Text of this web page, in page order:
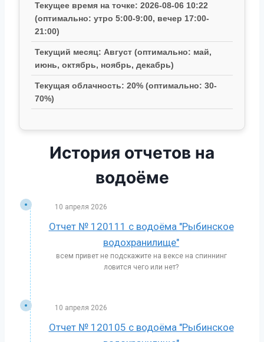
Текущее время на точке: 2026-08-06 10:22
(оптимально: утро 5:00-9:00, вечер 17:00-
21:00)
Текущий месяц: Август (оптимально: май,
июнь, октябрь, ноябрь, декабрь)
Текущая облачность: 20% (оптимально: 30-
70%)
История отчетов на
водоёме
10 апреля 2026
Отчет № 120111 с водоёма "Рыбинское
водохранилище"
всем привет не подскажите на вексе на спиннинг
ловится чего или нет?
10 апреля 2026
Отчет № 120105 с водоёма "Рыбинское